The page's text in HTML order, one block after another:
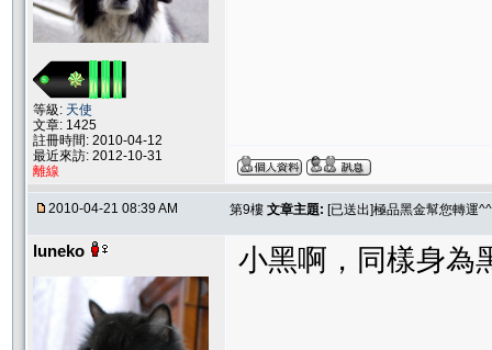
等級: 天使
文章: 1425
註冊時間: 2010-04-12
最近來訪: 2012-10-31
離線
2010-04-21 08:39 AM 第9樓 文章主題: [已送出]極品黑金幫您轉運
luneko 小黑啊，同樣身為